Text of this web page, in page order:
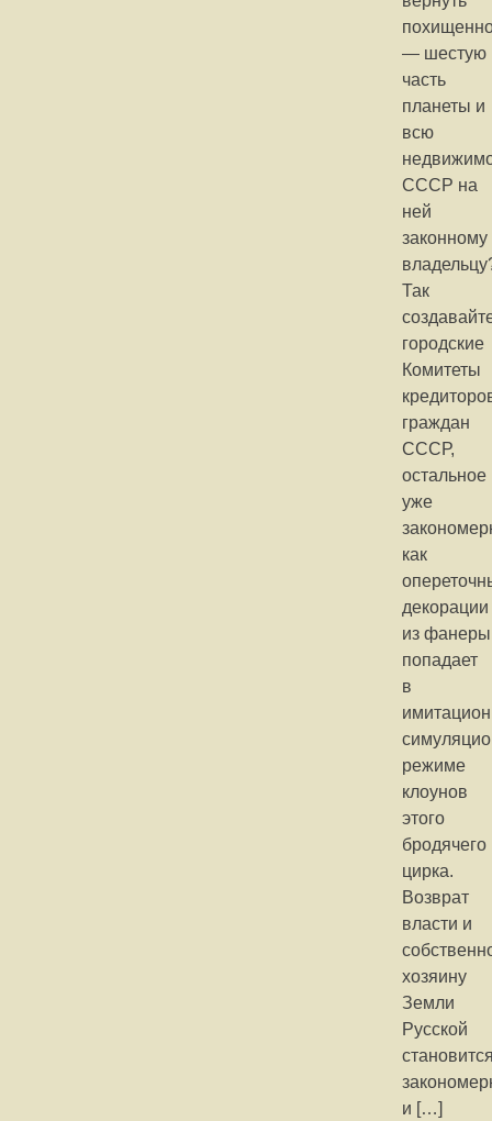
— шестую
часть
планеты и
всю
СССР на
ней
законному
Так
городские
Комитеты
граждан
СССР,
остальное
уже
как
декорации
из фанеры
попадает
в
режиме
клоунов
этого
бродячего
цирка.
Возврат
власти и
хозяину
Земли
Русской
и […]